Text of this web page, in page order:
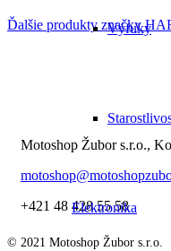
Výfuky
Elektronika
Ďalšie produkty značky
Motoshop Žubor s.r.o.,
+421 48 428 55 58
© 2021 Motoshop Žubor s.r.o.